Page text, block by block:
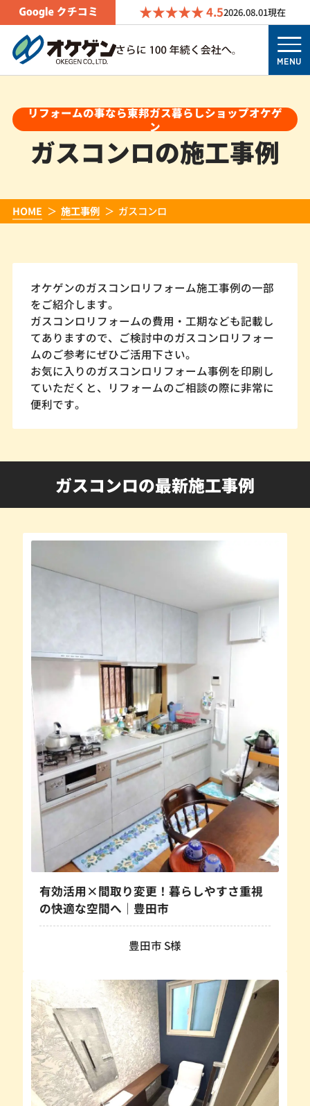
4.52026.08.01現在
MENU
リフォームの事なら東邦ガス暮らしショップオケゲ
ン
ガスコンロの施工事例
HOME 施工事例 ガスコンロ
オケゲンのガスコンロリフォーム施工事例の一部
をご紹介します。
ガスコンロリフォームの費用・工期なども記載し
てありますので、ご検討中のガスコンロリフォー
ムのご参考にぜひご活用下さい。
お気に入りのガスコンロリフォーム事例を印刷し
ていただくと、リフォームのご相談の際に非常に
便利です。
ガスコンロの最新施工事例
有効活用×間取り変更！暮らしやすさ重視
の快適な空間へ｜豊田市
豊田市 S様